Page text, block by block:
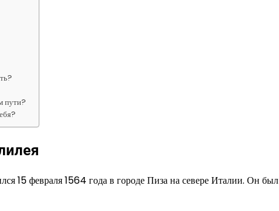
пути?
15 февраля 1564 года в городе Пиза на севере Италии. Он был